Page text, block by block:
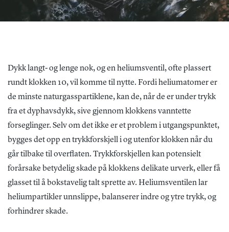
Dykk langt- og lenge nok, og en heliumsventil, ofte plassert
rundt klokken 10, vil komme til nytte. Fordi heliumatomer er
de minste naturgasspartiklene, kan de, når de er under trykk
fra et dyphavsdykk, sive gjennom klokkens vanntette
forseglinger. Selv om det ikke er et problem i utgangspunktet,
bygges det opp en trykkforskjell i og utenfor klokken når du
går tilbake til overflaten. Trykkforskjellen kan potensielt
forårsake betydelig skade på klokkens delikate urverk, eller få
glasset til å bokstavelig talt sprette av. Heliumsventilen lar
heliumpartikler unnslippe, balanserer indre og ytre trykk, og
forhindrer skade.